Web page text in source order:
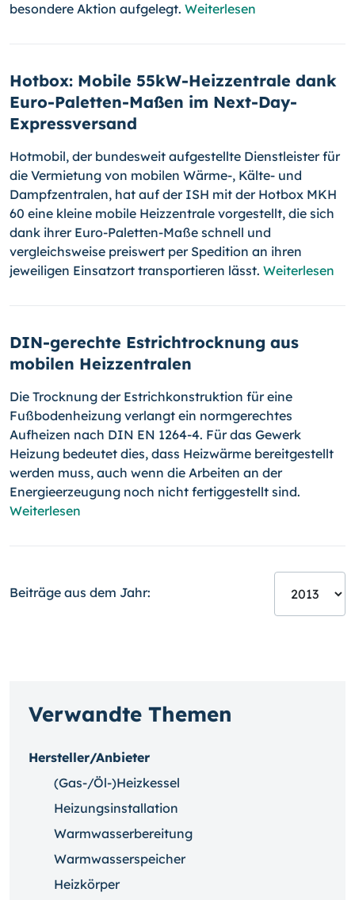
besondere Aktion aufgelegt. Weiterlesen
Hotbox: Mobile 55kW-Heizzentrale dank
Euro-Paletten-Maßen im Next-Day-
Expressversand
Hotmobil, der bundesweit aufgestellte Dienstleister für
die Vermietung von mobilen Wärme-, Kälte- und
Dampfzentralen, hat auf der ISH mit der Hot­box MKH
60 eine kleine mobile Heizzentrale vorgestellt, die sich
dank ihrer Euro-Paletten-Maße schnell und
vergleichsweise preiswert per Spedition an ihren
jeweiligen Einsatzort transportieren lässt. Weiterlesen
DIN-gerechte Estrichtrocknung aus
mobilen Heizzentralen
Die Trocknung der Estrichkonstruktion für eine
Fußbodenheizung verlangt ein normgerechtes
Aufheizen nach DIN EN 1264-4. Für das Gewerk
Heizung bedeutet dies, dass Heizwärme bereitgestellt
werden muss, auch wenn die Arbeiten an der
Energieerzeugung noch nicht fertiggestellt sind.
Weiterlesen
Beiträge aus dem Jahr:
Verwandte Themen
Hersteller/Anbieter
(Gas-/Öl-)Heizkessel
Heizungsinstallation
Warmwasserbereitung
Warmwasserspeicher
Heizkörper